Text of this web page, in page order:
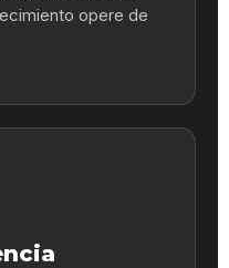
opere de